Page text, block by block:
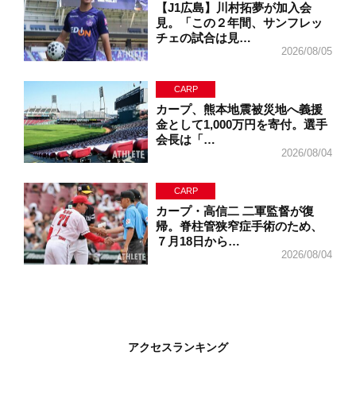
【J1広島】川村拓夢が加入会
見。「この２年間、サンフレッ
チェの試合は見…
2026/08/05
CARP
カープ、熊本地震被災地へ義援
金として1,000万円を寄付。選手
会長は「…
2026/08/04
CARP
カープ・高信二 二軍監督が復
帰。脊柱管狭窄症手術のため、
７月18日から…
2026/08/04
アクセスランキング